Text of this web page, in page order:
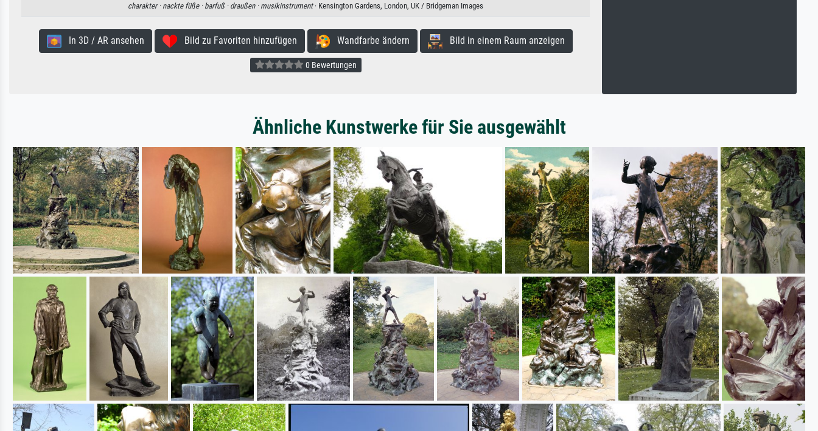
charakter · nackte füße · barfuß · draußen · musikinstrument· Kensington Gardens, London, UK / Bridgeman Images
In 3D / AR ansehen Bild zu Favoriten hinzufügen Wandfarbe ändern Bild in einem Raum anzeigen
0 Bewertungen
Ähnliche Kunstwerke für Sie ausgewählt